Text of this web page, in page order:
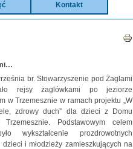
Kontakt
br. Stowarzyszenie pod Żaglami
rejsy żaglówkami po jeziorze
w Trzemesznie w ramach projektu „W
zdrowy duch” dla dzieci z Domu
Podstawowym celem
wykształcenie prozdrowotnych
i młodzieży zamieszkujących na